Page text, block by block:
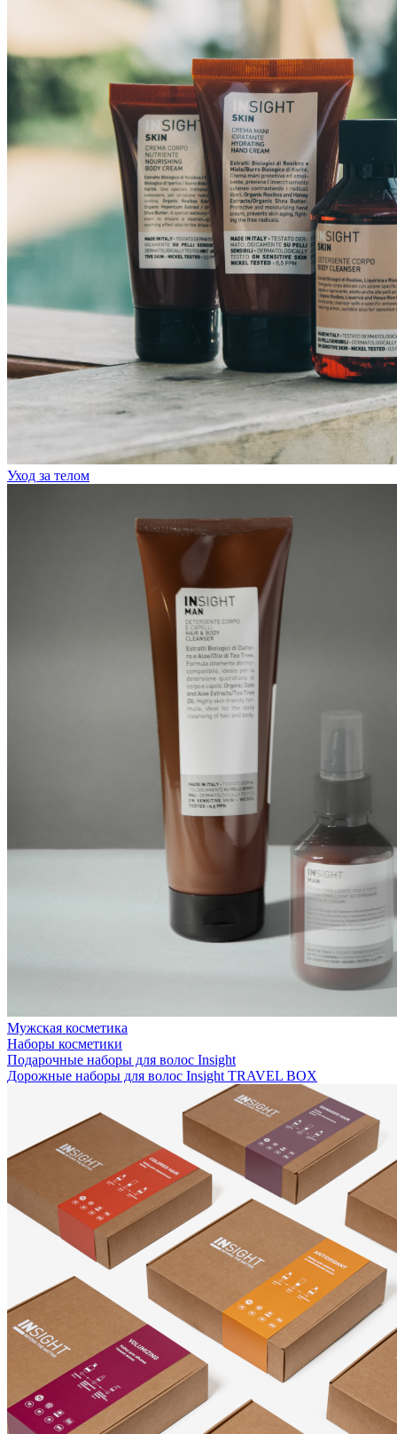
Уход за телом
Мужская косметика
Наборы косметики
Подарочные наборы для волос Insight
Дорожные наборы для волос Insight TRAVEL BOX